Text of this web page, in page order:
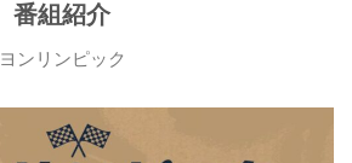
番組紹介
ヨンリンピック